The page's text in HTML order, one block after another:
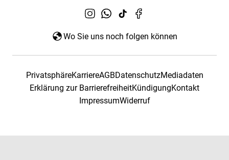
Wo Sie uns noch folgen können
PrivatsphäreKarriereAGBDatenschutzMediadaten
Erklärung zur BarrierefreiheitKündigungKontakt
ImpressumWiderruf